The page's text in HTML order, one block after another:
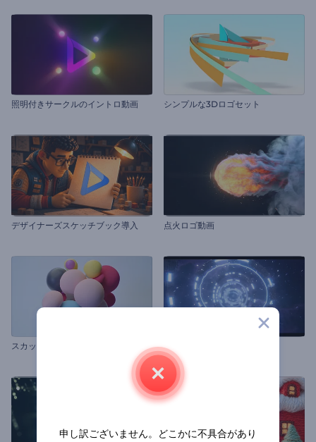
照明付きサークルのイントロ動画 シンプルな3Dロゴセット
デザイナーズスケッチブック導入 点火ロゴ動画
スカッシュボールロゴ動画 「スペースリング」ロゴ動画
申し訳ございません。どこかに不具合があり